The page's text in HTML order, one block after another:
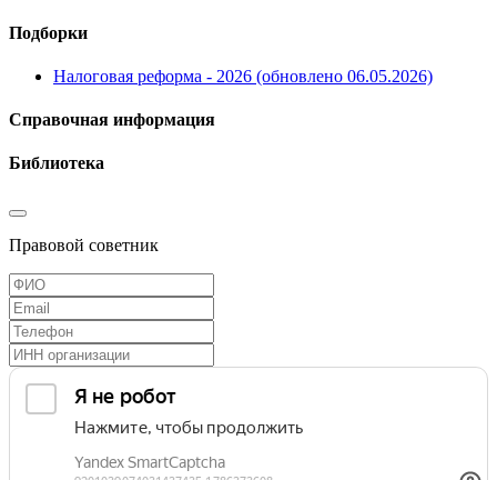
Подборки
Налоговая реформа - 2026 (обновлено 06.05.2026)
Справочная информация
Библиотека
Правовой советник